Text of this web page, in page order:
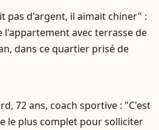
pas d'argent, il aimait chiner" :
l'appartement avec terrasse de
dans ce quartier prisé de
72 ans, coach sportive : "C'est
le plus complet pour solliciter